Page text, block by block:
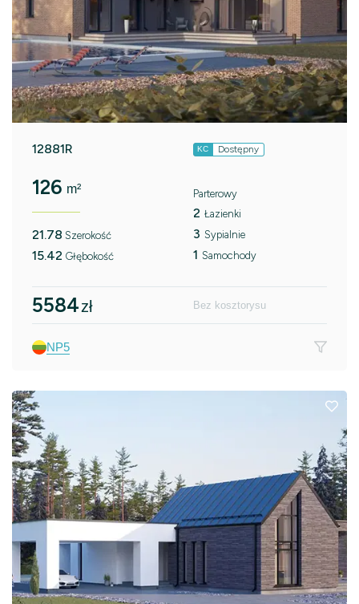
12881R KC Dostępny
126 m²
21.78 Szerokość
15.42 Głębokość
Parterowy
2 Łazienki
3 Sypialnie
1 Samochody
5584zł Bez kosztorysu
NP5